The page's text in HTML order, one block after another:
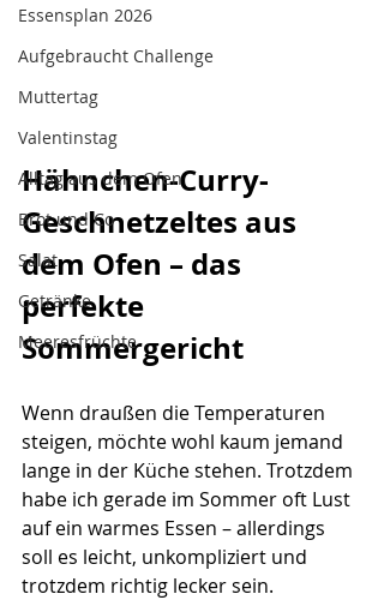
Essensplan 2026
Aufgebraucht Challenge
Muttertag
Valentinstag
Alltag aus dem Ofen
Brot und Co
Salat
Getränke
Meeresfrüchte
Hähnchen-Curry-
Geschnetzeltes aus
dem Ofen – das
perfekte
Sommergericht
Wenn draußen die Temperaturen
steigen, möchte wohl kaum jemand
lange in der Küche stehen. Trotzdem
habe ich gerade im Sommer oft Lust
auf ein warmes Essen – allerdings
soll es leicht, unkompliziert und
trotzdem richtig lecker sein.